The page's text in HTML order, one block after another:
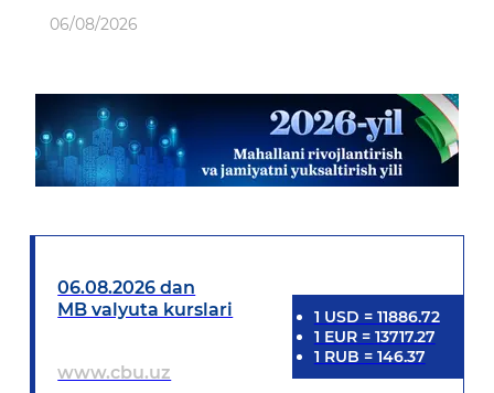
06/08/2026
06.08.2026 dan
MB valyuta kurslari
www.cbu.uz
1 USD = 11886.72
1 EUR= 13717.27
1 RUB = 146.37